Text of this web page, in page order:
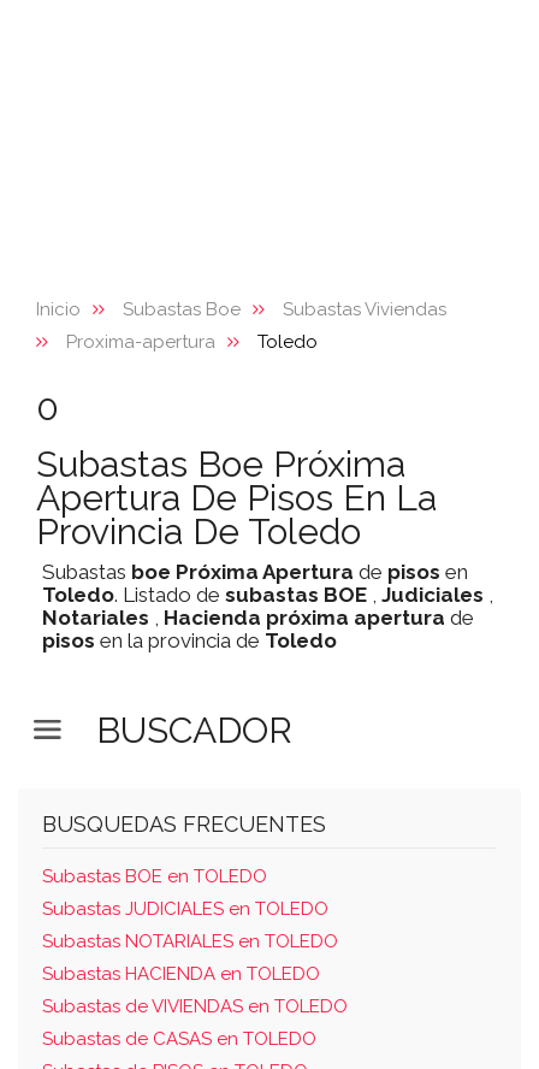
Inicio Subastas Boe
Subastas Viviendas
Proxima-apertura
Toledo
0
Subastas Boe Próxima
Apertura De Pisos En La
Provincia De Toledo
Subastas boe Próxima Apertura de pisos en
Toledo. Listado de subastas BOE , Judiciales ,
Notariales , Hacienda próxima apertura de
pisos en la provincia de Toledo
BUSCADOR
BUSQUEDAS FRECUENTES
Subastas BOE en TOLEDO
Subastas JUDICIALES en TOLEDO
Subastas NOTARIALES en TOLEDO
Subastas HACIENDA en TOLEDO
Subastas de VIVIENDAS en TOLEDO
Subastas de CASAS en TOLEDO